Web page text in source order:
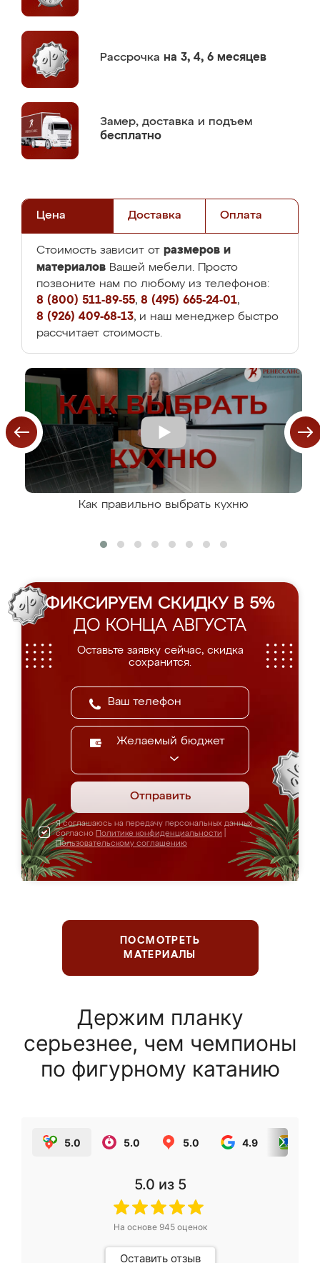
Рассрочка на 3, 4, 6 месяцев
Замер, доставка и подъем
бесплатно
Цена Доставка Оплата
Стоимость зависит от размеров и
материалов Вашей мебели. Просто
позвоните нам по любому из телефонов:
8 (800) 511-89-55, 8 (495) 665-24-01,
8 (926) 409-68-13, и наш менеджер быстро
рассчитает стоимость.
Как правильно выбрать кухню
ФИКСИРУЕМ СКИДКУ В 5%
ДО КОНЦА АВГУСТА
Оставьте заявку сейчас, скидка
сохранится.
Желаемый бюджет
Отправить
Я соглашаюсь на передачу персональных данных
согласно Политике конфиденциальности
Пользовательскому соглашению
ПОСМОТРЕТЬ
МАТЕРИАЛЫ
Держим планку
серьезнее, чем чемпионы
по фигурному катанию
5.0 5.0 5.0 4.9
5.0 из 5
На основе 945оценок
Оставить отзыв